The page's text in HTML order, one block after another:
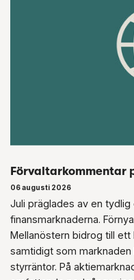
06 augusti 2026
Juli präglades av en
finansmarknaderna.
Mellanöstern bidrog till
samtidigt som
styrräntor. På